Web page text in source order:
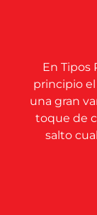
En Tipos
principio
una gran
toque de
salto